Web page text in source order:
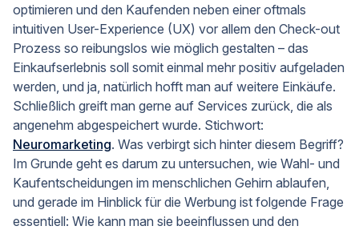
optimieren und den Kaufenden neben einer oftmals
intuitiven User-Experience (UX) vor allem den Check-out
Prozess so reibungslos wie möglich gestalten – das
Einkaufserlebnis soll somit einmal mehr positiv aufgeladen
werden, und ja, natürlich hofft man auf weitere Einkäufe.
Schließlich greift man gerne auf Services zurück, die als
angenehm abgespeichert wurde. Stichwort:
Neuromarketing. Was verbirgt sich hinter diesem Begriff?
Im Grunde geht es darum zu untersuchen, wie Wahl- und
Kaufentscheidungen im menschlichen Gehirn ablaufen,
und gerade im Hinblick für die Werbung ist folgende Frage
essentiell: Wie kann man sie beeinflussen und den